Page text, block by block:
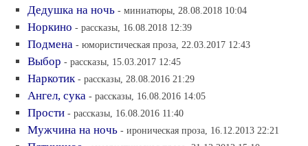
Дедушка на ночь - миниатюры, 28.08.2018 10:04
Норкино - рассказы, 16.08.2018 12:39
Подмена - юмористическая проза, 22.03.2017 12:43
Выбор - рассказы, 15.03.2017 12:45
Наркотик - рассказы, 28.08.2016 21:29
Ангел, сука - рассказы, 16.08.2016 14:05
Прости - рассказы, 16.08.2016 11:40
Мужчина на ночь - ироническая проза, 16.12.2013 22:21